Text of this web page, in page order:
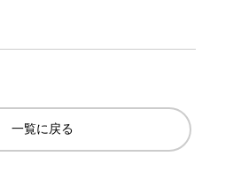
一覧に戻る